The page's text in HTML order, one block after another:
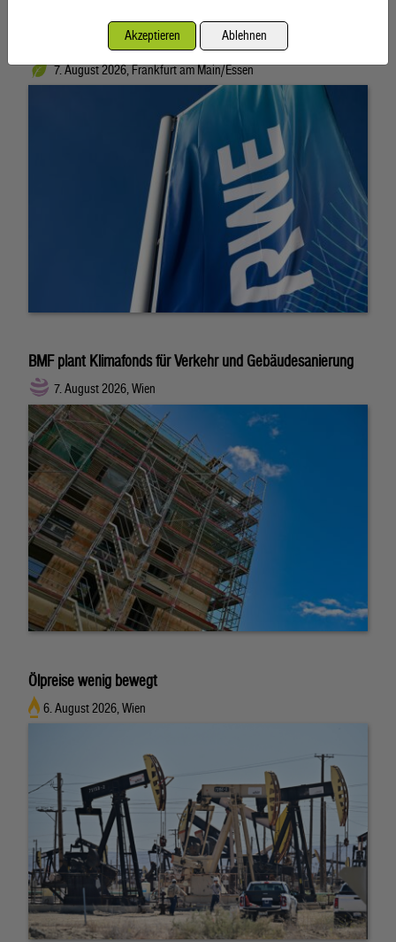
RWE gibt Milliarden-Pachtverträge für US-Windparks zurück
7. August 2026, Frankfurt am Main/Essen
BMF plant Klimafonds für Verkehr und Gebäudesanierung
7. August 2026, Wien
Ölpreise wenig bewegt
6. August 2026, Wien
Akzeptieren Ablehnen